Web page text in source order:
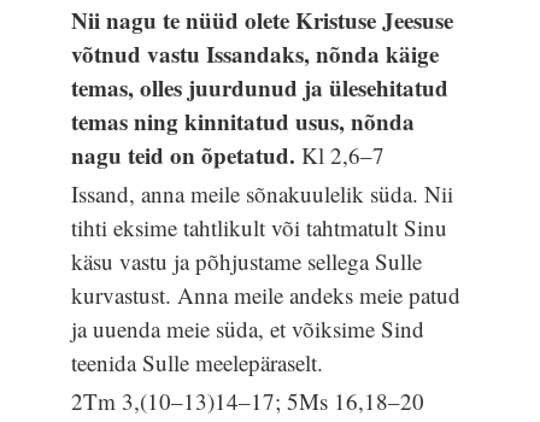
Nii nagu te nüüd olete Kristuse Jeesuse
võtnud vastu Issandaks, nõnda käige
temas, olles juurdunud ja ülesehitatud
temas ning kinnitatud usus, nõnda
nagu teid on õpetatud.Kl 2,6–7
Issand, anna meile sõnakuulelik süda. Nii
tihti eksime tahtlikult või tahtmatult Sinu
käsu vastu ja põhjustame sellega Sulle
kurvastust. Anna meile andeks meie patud
ja uuenda meie süda, et võiksime Sind
teenida Sulle meelepäraselt.
2Tm 3,(10–13)14–17; 5Ms 16,18–20